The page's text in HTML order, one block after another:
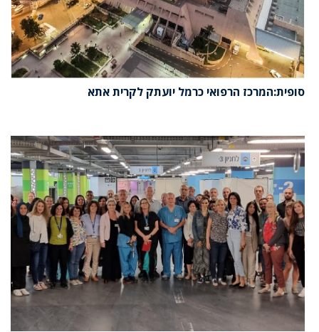
סופית:המרכז הרפואי כרמל יועתק לקרית אתא